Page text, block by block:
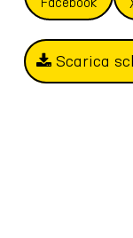
Scarica